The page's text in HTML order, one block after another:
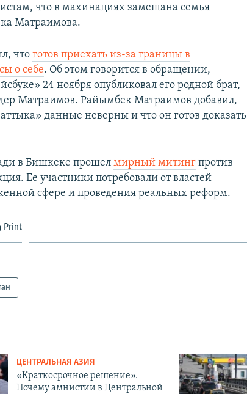
что в махинациях замешана семья
Матраимова.
чтоготов приехать из-за границы в
о себе. Об этом говорится в обращении,
24 ноября опубликовал его родной брат,
Матраимов. Райымбек Матраимов добавил,
данные​ неверны и что он готов доказать
в Бишкеке прошелмирный митинг против
Ее участники потребовали от властей
сфере и проведения реальных реформ.
Print
ЦЕНТРАЛЬНАЯ АЗИЯ
«Краткосрочное решение».
Почему амнистии в Центральной